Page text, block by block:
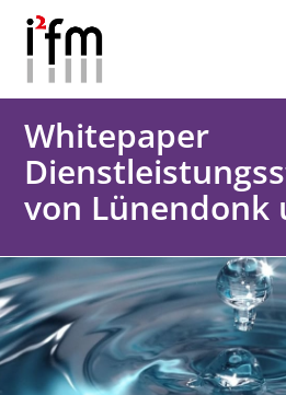
Whitepaper
von Lünendonk